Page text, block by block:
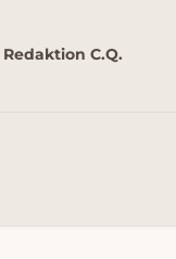
Redaktion C.Q.